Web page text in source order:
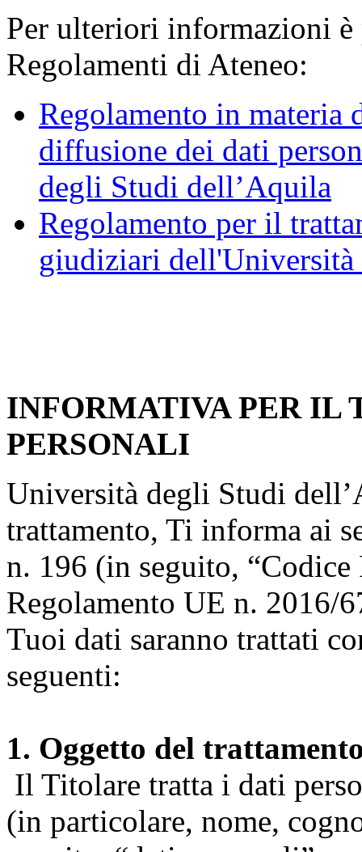
Per ulteriori informazioni è
Regolamenti di Ateneo:
Regolamento in materia
diffusione dei dati
degli Studi dell’Aquila
Regolamento per il
giudiziari
INFORMATIVA PER IL
PERSONALI
Università degli Studi
trattamento, Ti informa ai
n. 196 (in seguito, “Codice
Regolamento UE n. 2016/
Tuoi dati saranno trattati
seguenti:
1. Oggetto del
Il Titolare tratta i dati
(in particolare, nome,